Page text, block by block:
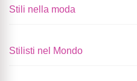
Stili nella moda
Stilisti nel Mondo